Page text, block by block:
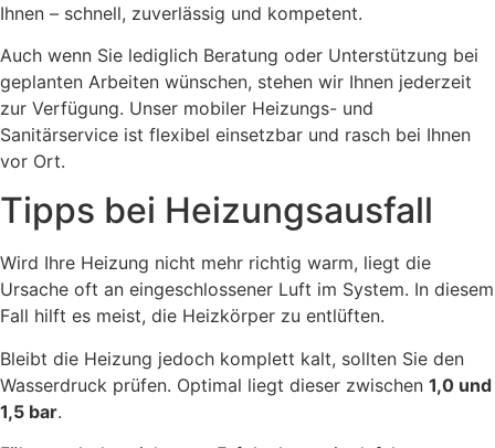
Ihnen – schnell, zuverlässig und kompetent.
Auch wenn Sie lediglich Beratung oder Unterstützung bei
geplanten Arbeiten wünschen, stehen wir Ihnen jederzeit
zur Verfügung. Unser mobiler Heizungs- und
Sanitärservice ist flexibel einsetzbar und rasch bei Ihnen
vor Ort.
Tipps bei Heizungsausfall
Wird Ihre Heizung nicht mehr richtig warm, liegt die
Ursache oft an eingeschlossener Luft im System. In diesem
Fall hilft es meist, die Heizkörper zu entlüften.
Bleibt die Heizung jedoch komplett kalt, sollten Sie den
Wasserdruck prüfen. Optimal liegt dieser zwischen 1,0 und
1,5 bar.